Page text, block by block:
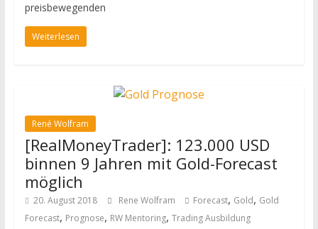
preisbewegenden
Weiterlesen
René Wolfram
[RealMoneyTrader]: 123.000 USD
binnen 9 Jahren mit Gold-Forecast
möglich
20. August 2018 Rene Wolfram Forecast, Gold, Gold
Forecast, Prognose, RW Mentoring, Trading Ausbildung